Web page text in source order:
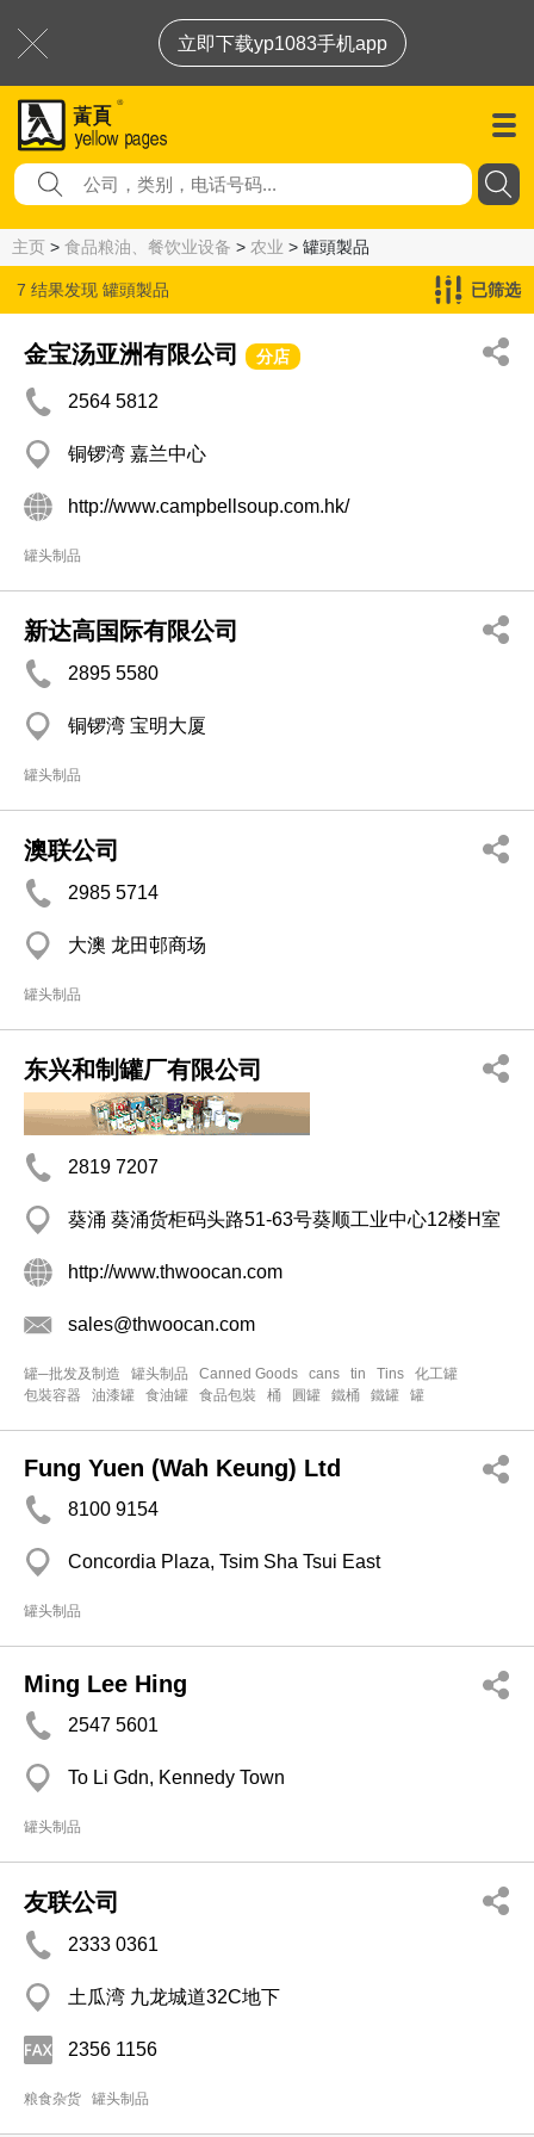
立即下载yp1083手机app
主页 > 食品粮油、餐饮业设备 > 农业 > 罐頭製品
7 结果发现 罐頭製品 已筛选
金宝汤亚洲有限公司 分店
2564 5812
铜锣湾 嘉兰中心
http://www.campbellsoup.com.hk/
罐头制品
新达高国际有限公司
2895 5580
铜锣湾 宝明大厦
罐头制品
澳联公司
2985 5714
大澳 龙田邨商场
罐头制品
东兴和制罐厂有限公司
2819 7207
葵涌 葵涌货柜码头路51-63号葵顺工业中心12楼H室
http://www.thwoocan.com
sales@thwoocan.com
罐─批发及制造 罐头制品 Canned Goods cans tin Tins
化工罐
包裝容器
油漆罐 食油罐 食品包裝 桶 圓罐 鐵桶 鐵罐 罐
Fung Yuen (Wah Keung) Ltd
8100 9154
Concordia Plaza, Tsim Sha Tsui East
罐头制品
Ming Lee Hing
2547 5601
To Li Gdn, Kennedy Town
罐头制品
友联公司
2333 0361
土瓜湾 九龙城道32C地下
2356 1156
粮食杂货 罐头制品